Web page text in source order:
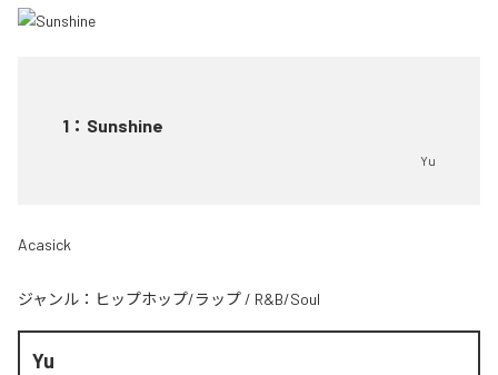
1 ： Sunshine
Yu
Acasick
ジャンル： ヒップホップ/ラップ / R&B/Soul
Yu